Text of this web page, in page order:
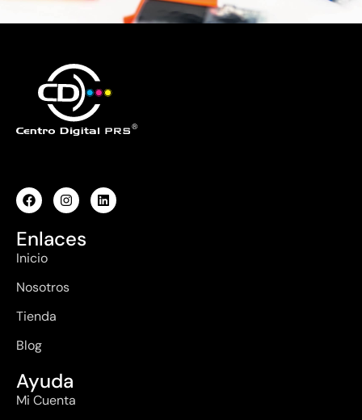
Enlaces
Inicio
Nosotros
Tienda
Blog
Ayuda
Mi Cuenta